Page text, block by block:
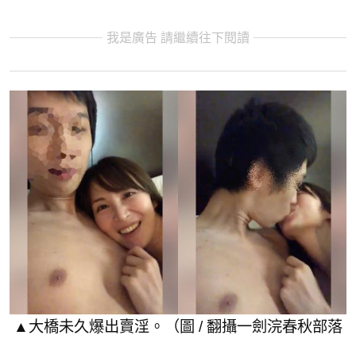
我是廣告 請繼續往下閱讀
▲大橋未久爆出賣淫。（圖 / 翻攝一劍浣春秋部落